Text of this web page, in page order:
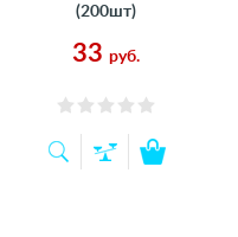
(200шт)
33 руб.